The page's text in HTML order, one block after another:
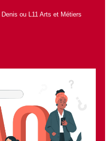
ou L11 Arts et Métiers